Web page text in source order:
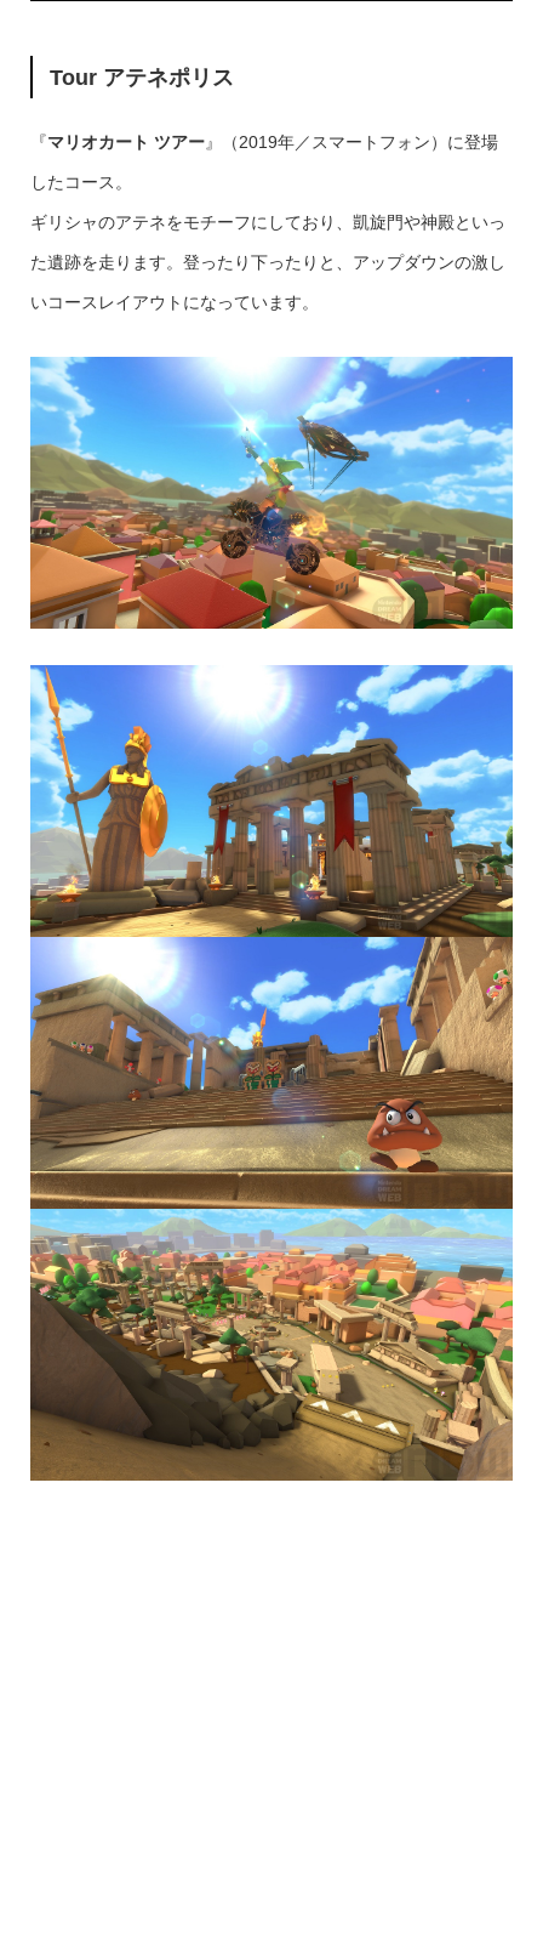
Tour アテネポリス
『マリオカート ツアー』（2019年／スマートフォン）に登場
したコース。
ギリシャのアテネをモチーフにしており、凱旋門や神殿といっ
た遺跡を走ります。登ったり下ったりと、アップダウンの激し
いコースレイアウトになっています。